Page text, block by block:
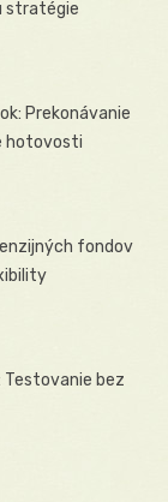
stratégie
Prekonávanie
hotovosti
fondov
bez